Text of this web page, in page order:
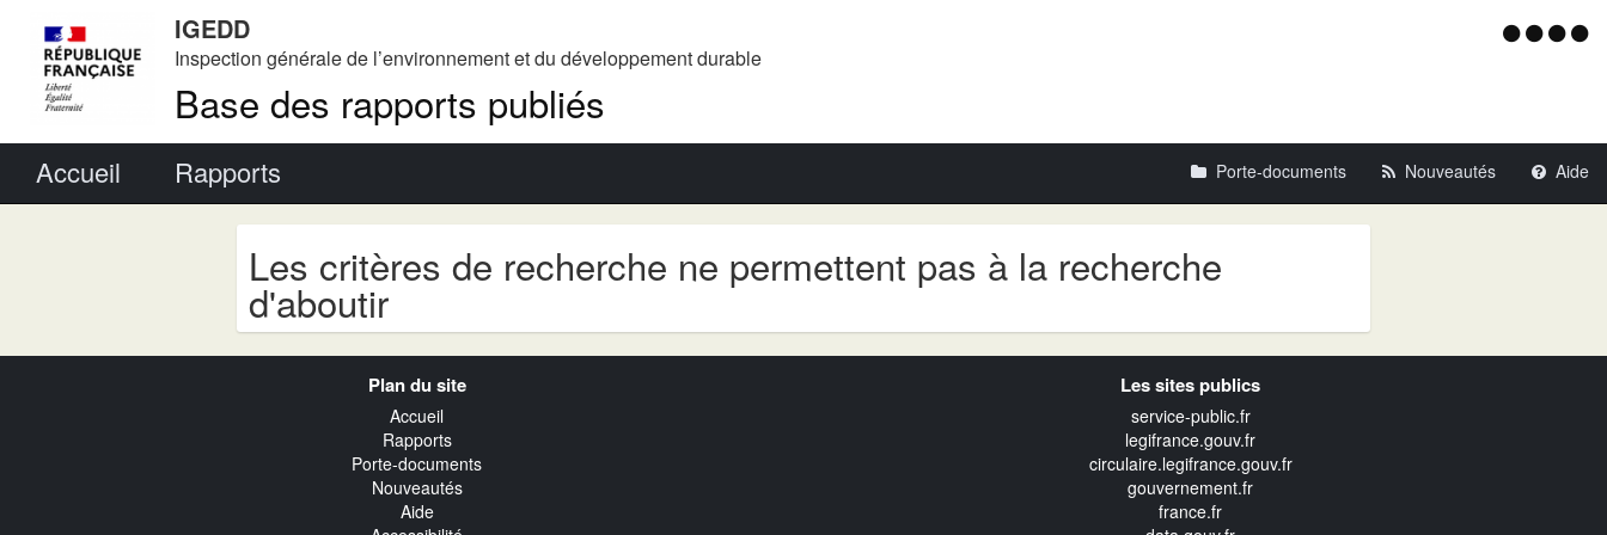
IGEDD
Inspection générale de l’environnement et du développement durable
Base des rapports publiés
Menu
Accueil Rapports Porte-documents Nouveautés Aide
Les critères de recherche ne permettent pas à la recherche
d'aboutir
Plan du site
Accueil
Rapports
Porte-documents
Nouveautés
Aide
Les sites publics
service-public.fr
legifrance.gouv.fr
circulaire.legifrance.gouv.fr
gouvernement.fr
france.fr